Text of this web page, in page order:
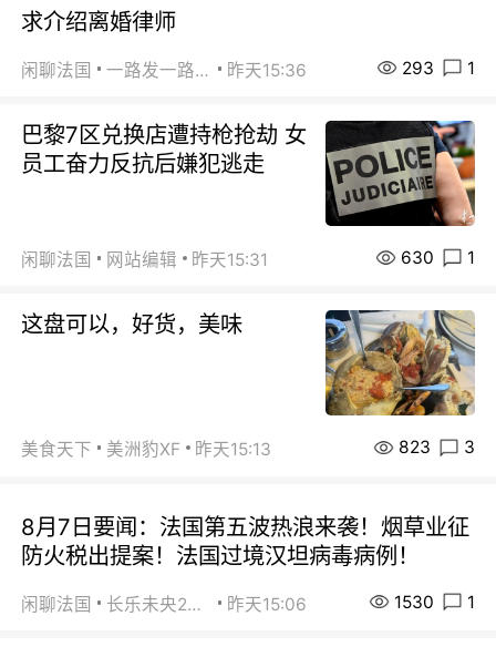
求介绍离婚律师
闲聊法国 一路发一路发 昨天15:36 293 1
巴黎7区兑换店遭持枪抢劫 女
员工奋力反抗后嫌犯逃走
闲聊法国 网站编辑 昨天15:31 630 1
这盘可以，好货，美味
美食天下 美洲豹XF 昨天15:13 823 3
8月7日要闻：法国第五波热浪来袭！烟草业征
防火税出提案！法国过境汉坦病毒病例！
闲聊法国 长乐未央2015 昨天15:06 1530 1